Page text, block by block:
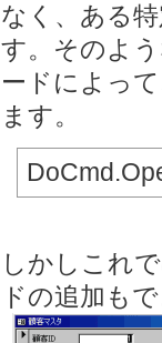
なく、ある
す。そのよ
ードによっ
ます。
しかしこれ
ドの追加も